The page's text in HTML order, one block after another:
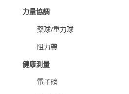
力量協調
藥球/重力球
阻力帶
健康測量
電子磅